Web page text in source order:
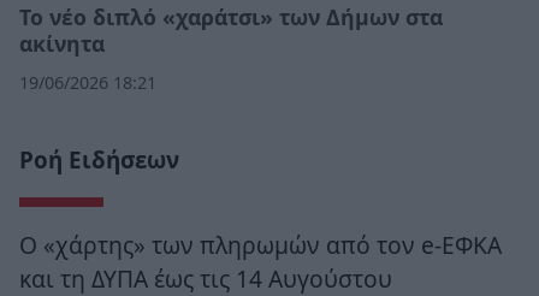
Το νέο διπλό «χαράτσι» των Δήμων στα
ακίνητα
19/06/2026 18:21
Ροή Ειδήσεων
Ο «χάρτης» των πληρωμών από τον e-ΕΦΚΑ
και τη ΔΥΠΑ έως τις 14 Αυγούστου